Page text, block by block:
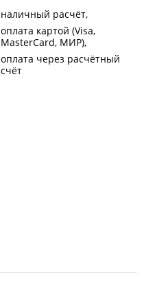
наличный расчёт
оплата картой (Visa,
MasterCard, МИР)
оплата через расчётный
счёт